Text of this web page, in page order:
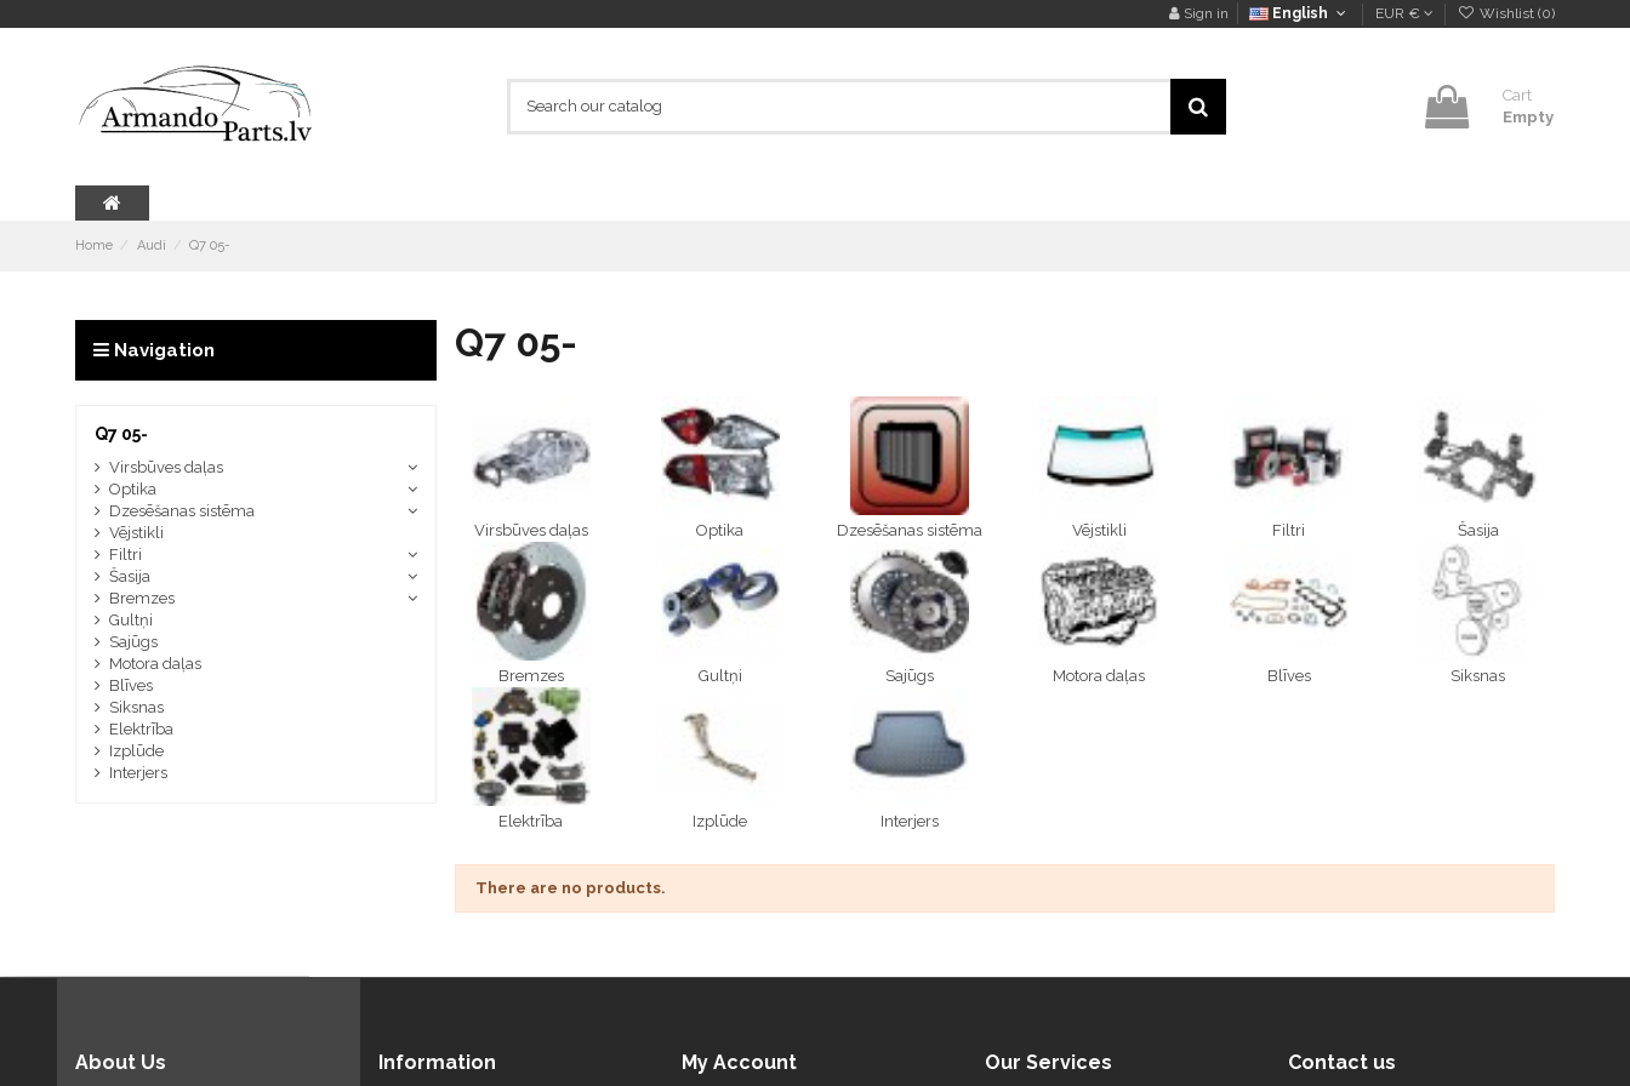
Sign in English EUR € Wishlist (0)
Cart
Empty
Home Audi Q7 05-
Q7 05-
Virsbūves daļas Optika Dzesēšanas sistēma Vējstikli Filtri Šasija
Bremzes Gultņi Sajūgs Motora daļas Blīves Siksnas
Elektrība Izplūde Interjers
There are no products.
Navigation
Q7 05-
Virsbūves daļas
Optika
Dzesēšanas sistēma
Vējstikli
Filtri
Šasija
Bremzes
Gultņi
Sajūgs
Motora daļas
Blīves
Siksnas
Elektrība
Izplūde
Interjers
About Us Information My Account Our Services Contact us